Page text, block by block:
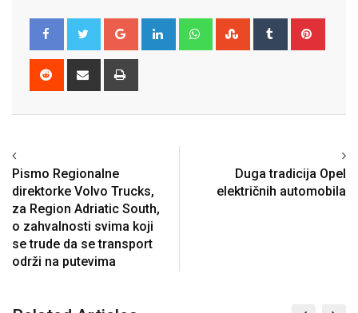
Google+ LinkedIn WhatsappStumbleUpon
Tumblr
Reddit
Share
Pismo Regionalne
direktorke Volvo Trucks,
za Region Adriatic South,
o zahvalnosti svima koji
se trude da se transport
održi na putevima
Duga tradicija Opel
električnih automobila